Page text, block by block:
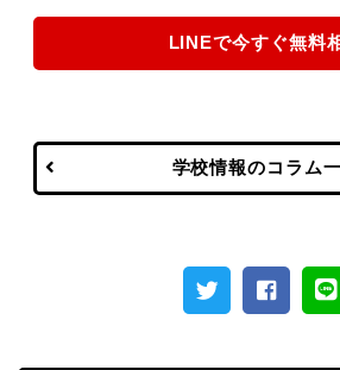
LINEで今すぐ無料
学校情報のコラム